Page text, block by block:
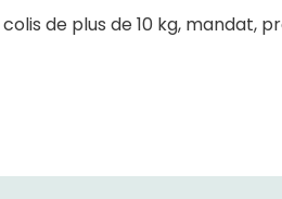
de plus de 10 kg, mandat,